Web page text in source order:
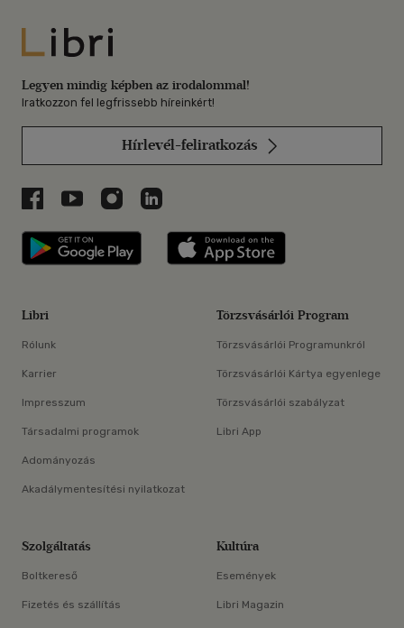
Libri
Legyen mindig képben az irodalommal!
Iratkozzon fel legfrissebb híreinkért!
Hírlevél-feliratkozás
Libri a Facebookon
Libri a Youtube-on
Libri az Instagramon
Libri a LinkedInen
Libri applikáció Szerezd meg: Google
Libri
Rólunk
Karrier
Impresszum
Társadalmi programok
Adományozás
Akadálymentesítési nyilatkozat
Törzsvásárlói Program
Törzsvásárlói Programunkról
Törzsvásárlói Kártya egyenlege
Törzsvásárlói szabályzat
Libri App
Szolgáltatás
Boltkereső
Fizetés és szállítás
Kultúra
Események
Libri Magazin